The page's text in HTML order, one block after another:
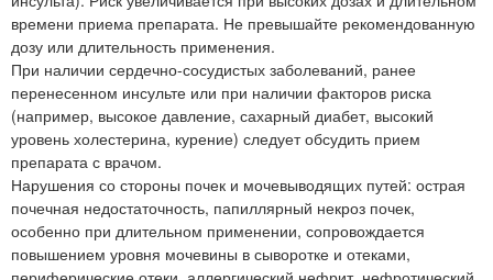
времени приема препарата. Не превышайте рекомендованную
дозу или длительность применения.
При наличии сердечно-сосудистых заболеваний, ранее
перенесенном инсульте или при наличии факторов риска
(например, высокое давление, сахарный диабет, высокий
уровень холестерина, курение) следует обсудить прием
препарата с врачом.
Нарушения со стороны почек и мочевыводящих путей: острая
почечная недостаточность, папиллярный некроз почек,
особенно при длительном применении, сопровождается
повышением уровня мочевины в сыворотке и отеками,